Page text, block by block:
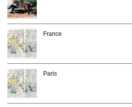
France
Paris